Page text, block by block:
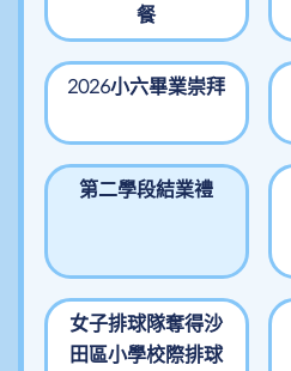
餐
2026小六畢業崇拜
第二學段結業禮
女子排球隊奪得沙
田區小學校際排球